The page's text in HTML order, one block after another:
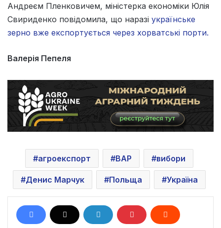
Андреєм Пленковичем, міністерка економіки Юлія
Свириденко повідомила, що наразі українське
зерно вже експортується через хорватські порти.
Валерія Пепеля
агроекспорт ВАР вибори
Денис Марчук Польща Україна